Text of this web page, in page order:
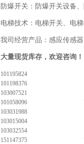
防爆开关：防爆开关设备
电梯技术：电梯开关、电
我司经营产品：感应传感
大量现货库存，欢迎咨询！
101195824
101198376
103007521
101058096
103031988
103015004
103032554
151147375